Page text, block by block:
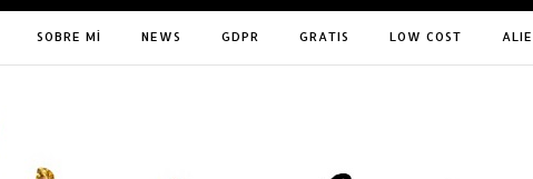
SOBRE MÍ NEWS GDPR GRATIS LOW COST